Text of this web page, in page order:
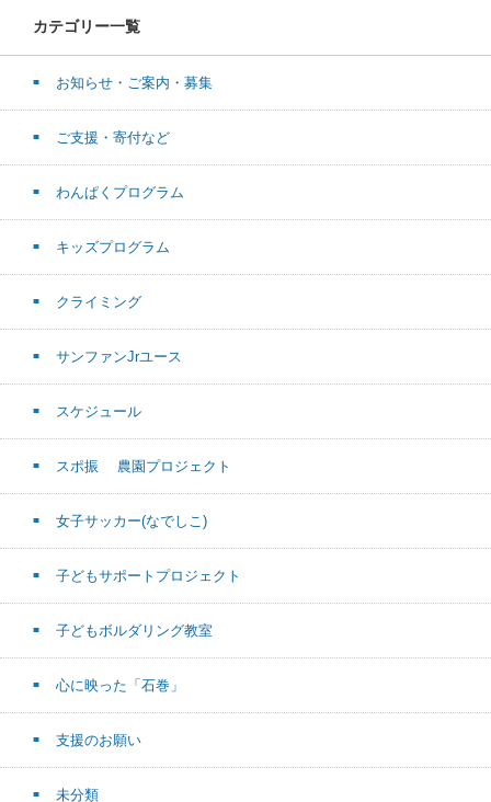
カテゴリー一覧
お知らせ・ご案内・募集
ご支援・寄付など
わんぱくプログラム
キッズプログラム
クライミング
サンファンJrユース
スケジュール
スポ振 農園プロジェクト
女子サッカー(なでしこ)
子どもサポートプロジェクト
子どもボルダリング教室
心に映った「石巻」
支援のお願い
未分類